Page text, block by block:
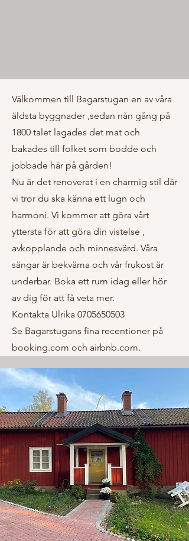
Välkommen till Bagarstugan en av våra
äldsta byggnader ,sedan nån gång på
1800 talet lagades det mat och
bakades till folket som bodde och
jobbade här på gården!
Nu är det renoverat i en charmig stil där
vi tror du ska känna ett lugn och
harmoni. Vi kommer att göra vårt
yttersta för att göra din vistelse ,
avkopplande och minnesvärd. Våra
sängar är bekväma och vår frukost är
underbar. Boka ett rum idag eller hör
av dig för att få veta mer.
Kontakta Ulrika 0705650503
Se Bagarstugans fina recentioner på
booking.com och airbnb.com.